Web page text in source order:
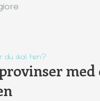
du skal hen?